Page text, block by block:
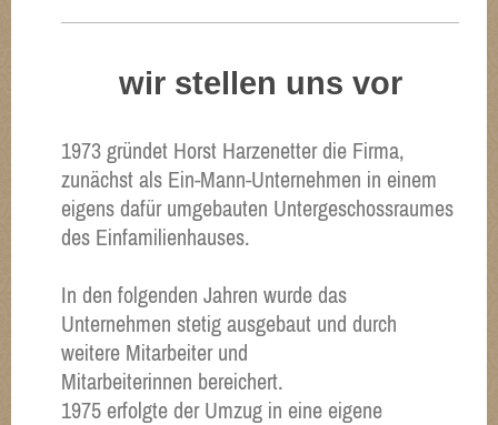
wir stellen uns vor
1973 gründet Horst Harzenetter die Firma,
zunächst als Ein-Mann-Unternehmen in einem
eigens dafür umgebauten Untergeschossraumes
des Einfamilienhauses.
In den folgenden Jahren wurde das
Unternehmen stetig ausgebaut und durch
weitere Mitarbeiter und
Mitarbeiterinnen bereichert.
1975 erfolgte der Umzug in eine eigene